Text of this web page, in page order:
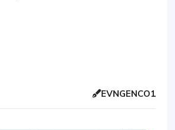
EVNGENCO1